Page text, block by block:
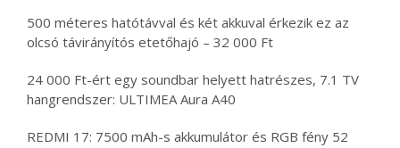
500 méteres hatótávval és két akkuval érkezik ez az
olcsó távirányítós etetőhajó – 32 000 Ft
24 000 Ft-ért egy soundbar helyett hatrészes, 7.1 TV
hangrendszer: ULTIMEA Aura A40
REDMI 17: 7500 mAh-s akkumulátor és RGB fény 52